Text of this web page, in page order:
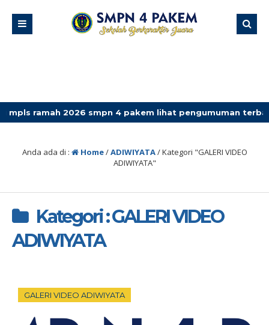
2026 smpn 4 pakem lihat pengumuman terbaru
Anda ada di : Home/ADIWIYATA/Kategori "GALERI VIDEO
ADIWIYATA"
Kategori : GALERI VIDEO
ADIWIYATA
GALERI VIDEO ADIWIYATA